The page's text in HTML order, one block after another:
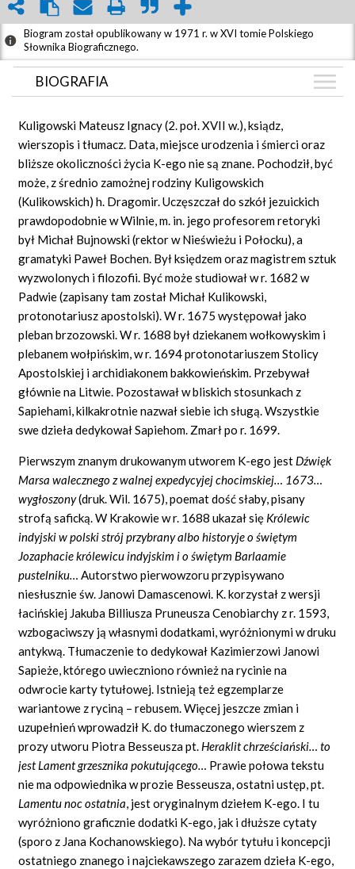
Biogram został opublikowany w 1971 r. w XVI tomie Polskiego
Słownika Biograficznego.
BIOGRAFIA
ZDJĘCIA (2)
GRAF POWIĄZAŃ
DYSKUSJA
Mapa
Kuligowski Mateusz Ignacy (2. poł. XVII w.), ksiądz,
wierszopis i tłumacz. Data, miejsce urodzenia i śmierci oraz
bliższe okoliczności życia K-ego nie są znane. Pochodził, być
może, z średnio zamożnej rodziny Kuligowskich
(Kulikowskich) h. Dragomir. Uczęszczał do szkół jezuickich
prawdopodobnie w Wilnie, m. in. jego profesorem retoryki
był Michał Bujnowski (rektor w Nieświeżu i Połocku), a
gramatyki Paweł Bochen. Był księdzem oraz magistrem sztuk
wyzwolonych i filozofii. Być może studiował w r. 1682 w
Padwie (zapisany tam został Michał Kulikowski,
protonotariusz apostolski). W r. 1675 występował jako
pleban brzozowski. W r. 1688 był dziekanem wołkowyskim i
plebanem wołpińskim, w r. 1694 protonotariuszem Stolicy
Apostolskiej i archidiakonem bakkowieńskim. Przebywał
głównie na Litwie. Pozostawał w bliskich stosunkach z
Sapiehami, kilkakrotnie nazwał siebie ich sługą. Wszystkie
swe dzieła dedykował Sapiehom. Zmarł po r. 1699.
Pierwszym znanym drukowanym utworem K-ego jest Dźwięk
Marsa walecznego z walnej expedycyjej chocimskiej… 1673…
wygłoszony(druk. Wil. 1675), poemat dość słaby, pisany
strofą saficką. W Krakowie w r. 1688 ukazał się Królewic
indyjski w polski strój przybrany albo historyje o świętym
Jozaphacie królewicu indyjskim i o świętym Barlaamie
pustelniku…Autorstwo pierwowzoru przypisywano
niesłusznie św. Janowi Damascenowi. K. korzystał z wersji
łacińskiej Jakuba Billiusza Pruneusza Cenobiarchy z r. 1593,
wzbogaciwszy ją własnymi dodatkami, wyróżnionymi w druku
antykwą. Tłumaczenie to dedykował Kazimierzowi Janowi
Sapieże, którego uwieczniono również na rycinie na
odwrocie karty tytułowej. Istnieją też egzemplarze
wariantowe z ryciną – rebusem. Więcej jeszcze zmian i
uzupełnień wprowadził K. do tłumaczonego wierszem z
prozy utworu Piotra Besseusza pt. Heraklit chrześciański… to
jest Lament grzesznika pokutującego… Prawie połowa tekstu
nie ma odpowiednika w prozie Besseusza, ostatni ustęp, pt.
Lamentu noc ostatnia, jest oryginalnym dziełem K-ego. I tu
wyróżniono graficznie dodatki K-ego, jak i dłuższe cytaty
(sporo z Jana Kochanowskiego). Na wybór tytułu i koncepcji
ostatniego znanego i najciekawszego zarazem dzieła K-ego,